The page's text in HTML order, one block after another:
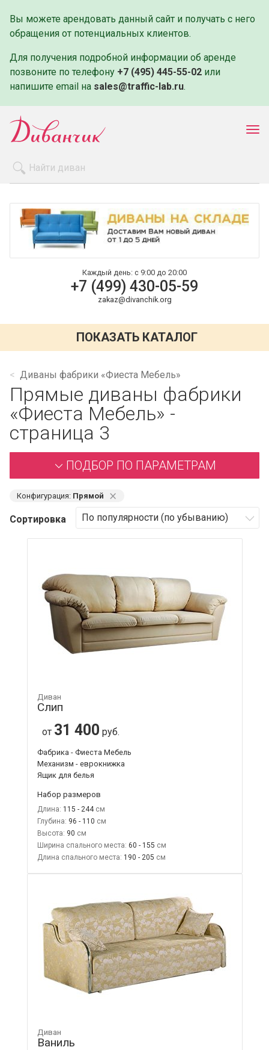
Вы можете арендовать данный сайт и получать с него
обращения от потенциальных клиентов.
Для получения подробной информации об аренде
позвоните по телефону +7 (495) 445-55-02 или
напишите email на sales@traffic-lab.ru.
Оплата и доставка
Контакты
Каждый день: с 9:00 до 20:00
+7 (499) 430-05-59
zakaz@divanchik.org
ПОКАЗАТЬ КАТАЛОГ
Диваны фабрики «Фиеста Мебель»
Прямые диваны фабрики
«Фиеста Мебель» -
страница 3
ПОДБОР ПО ПАРАМЕТРАМ
Конфигурация: Прямой ⨯
Сортировка
Диван
Слип
от 31 400 руб.
Фабрика - Фиеста Мебель
Механизм - еврокнижка
Ящик для белья
Набор размеров
Длина: 115 - 244
Глубина: 96 - 110
Высота: 90
Ширина спального места: 60 - 155
Длина спального места: 190 - 205
Диван
Ваниль